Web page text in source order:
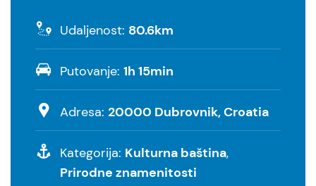
Udaljenost: 80.6km
Putovanje: 1h 15min
Adresa: 20000 Dubrovnik, Croatia
Kategorija: Kulturna baština,
Prirodne znamenitosti